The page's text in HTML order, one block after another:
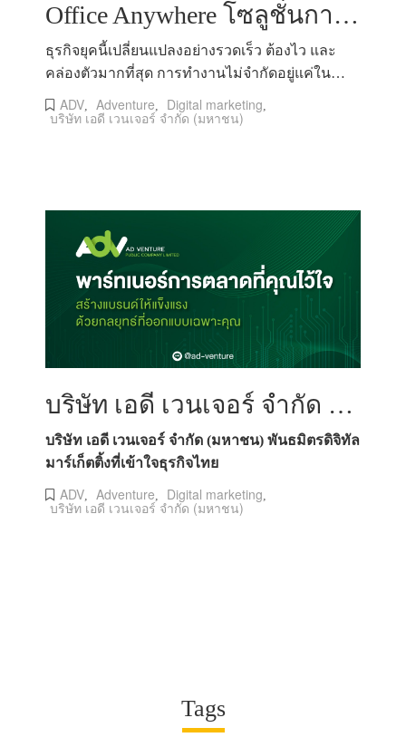
Office Anywhere โซลูชั่นการทำงานยุคใหม่ที่ตอบโจทย์ธุรกิจทุกขนาด
ธุรกิจยุคนี้เปลี่ยนแปลงอย่างรวดเร็ว ต้องไว และ
คล่องตัวมากที่สุด การทำงานไม่จำกัดอยู่แค่ใน
ออฟฟิศอีกต่อไป องค์กรจึงต้อง
ADV Adventure Digital marketing
บริษัท เอดี เวนเจอร์ จำกัด (มหาชน)
บริษัท เอดี เวนเจอร์ จำกัด (มหาชน) พันธมิตรดิจิทัลมาร์เก็ตติ้งที่เข้าใจธุรกิจไทย
บริษัท เอดี เวนเจอร์ จำกัด (มหาชน) พันธมิตรดิจิทัล
มาร์เก็ตติ้งที่เข้าใจธุรกิจไทย
ADV Adventure Digital marketing
บริษัท เอดี เวนเจอร์ จำกัด (มหาชน)
Tags